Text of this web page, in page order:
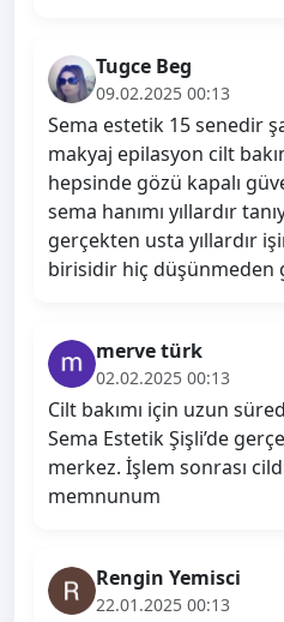
Tugce Beg
09.02.2025 00:13
Sema estetik 15 senedir
makyaj epilasyon cilt
hepsinde gözü kapalı
sema hanımı yıllardır
gerçekten usta yıllardır
birisidir hiç düşünmeden
merve türk
02.02.2025 00:13
Cilt bakımı için uzun
Sema Estetik Şişli’de
merkez. İşlem sonrası
memnunum
Rengin Yemisci
22.01.2025 00:13